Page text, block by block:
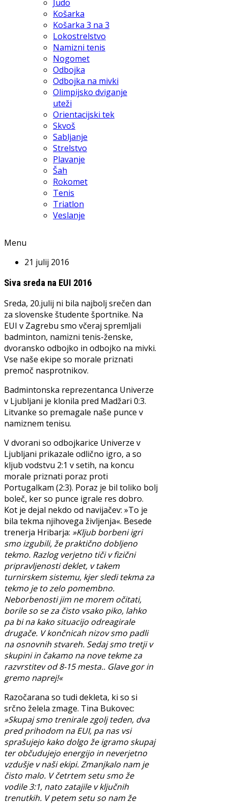
Judo
Košarka
Košarka 3 na 3
Lokostrelstvo
Namizni tenis
Nogomet
Odbojka
Odbojka na mivki
Olimpijsko dviganje
uteži
Orientacijski tek
Skvoš
Sabljanje
Strelstvo
Plavanje
Šah
Rokomet
Tenis
Triatlon
Veslanje
Menu
21 julij 2016
Siva sreda na EUI 2016
Sreda, 20.julij ni bila najbolj srečen dan
za slovenske študente športnike. Na
EUI v Zagrebu smo včeraj spremljali
badminton, namizni tenis-ženske,
dvoransko odbojko in odbojko na mivki.
Vse naše ekipe so morale priznati
premoč nasprotnikov.
Badmintonska reprezentanca Univerze
v Ljubljani je klonila pred Madžari 0:3.
Litvanke so premagale naše punce v
namiznem tenisu.
V dvorani so odbojkarice Univerze v
Ljubljani prikazale odlično igro, a so
kljub vodstvu 2:1 v setih, na koncu
morale priznati poraz proti
Portugalkam (2:3). Poraz je bil toliko bolj
boleč, ker so punce igrale res dobro.
Kot je dejal nekdo od navijačev: »To je
bila tekma njihovega življenja«. Besede
trenerja Hribarja: »Kljub borbeni igri
smo izgubili, že praktično dobljeno
tekmo. Razlog verjetno tiči v fizični
pripravljenosti deklet, v takem
turnirskem sistemu, kjer sledi tekma za
tekmo je to zelo pomembno.
Neborbenosti jim ne morem očitati,
borile so se za čisto vsako piko, lahko
pa bi na kako situacijo odreagirale
drugače. V končnicah nizov smo padli
na osnovnih stvareh. Sedaj smo tretji v
skupini in čakamo na nove tekme za
razvrstitev od 8-15 mesta.. Glave gor in
gremo naprej!«
Razočarana so tudi dekleta, ki so si
srčno želela zmage. Tina Bukovec:
»Skupaj smo trenirale zgolj teden, dva
pred prihodom na EUI, pa nas vsi
sprašujejo kako dolgo že igramo skupaj
ter občudujejo energijo in neverjetno
vzdušje v naši ekipi. Zmanjkalo nam je
čisto malo. V četrtem setu smo že
vodile 3:1, nato zatajile v ključnih
trenutkih. V petem setu so nam že